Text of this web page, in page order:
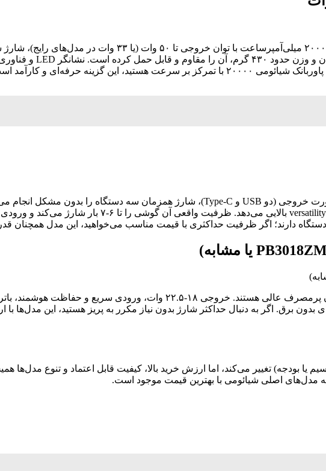
این سری برای کاربرانی که سرعت اولویت‌شان است طراحی شده؛ ظرفیت ۲۰۰۰۰
گزینه حرفه‌ای و کارآمد است.
دارند؛ اگر ظرفیت حداکثری با قیمت مناسب می‌خواهید، این مدل همچنان
مدل‌های پرظرفیت شیائومی در این رده با تمرکز بر دوام طولانی، برای کاربران پرمصرف عالی
اگر به دنبال حداکثر شارژ بدون نیاز مکرر به پریز هستید، این مدل‌ها با
یا بودجه) تغییر می‌کند، اما ارزش خرید بالا، کیفیت قابل اعتماد و تنوع مدل‌ها
که مدل‌های اصلی شیائومی با بهترین قیمت موجود است.